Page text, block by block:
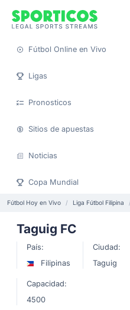
Fútbol Online en Vivo
Ligas
Pronosticos
Sitios de apuestas
Noticias
Copa Mundial
Fútbol Hoy en Vivo Liga Fútbol Filipina
Taguig FC
País:
Filipinas
Ciudad:
Taguig
Capacidad:
4500